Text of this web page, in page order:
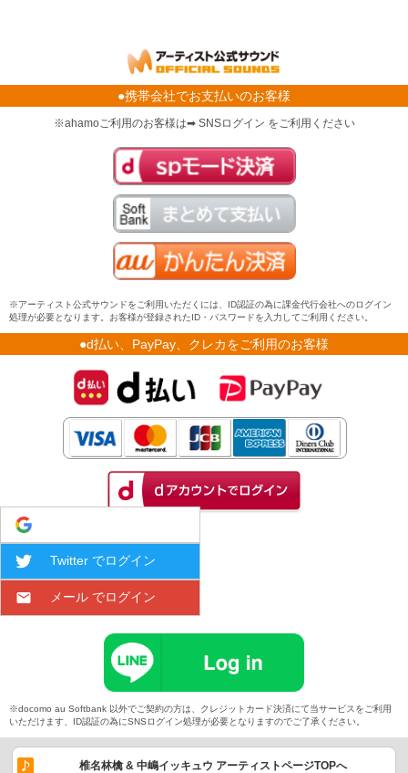
●携帯会社でお支払いのお客様
※ahamoご利用のお客様は➡ SNSログイン をご利用ください
※アーティスト公式サウンドをご利用いただくには、ID認証の為に課金代行会社へのログイン
処理が必要となります。お客様が登録されたID・パスワードを入力してご利用ください。
●d払い、PayPay、クレカをご利用のお客様
Twitter でログイン
メール でログイン
※docomo au Softbank 以外でご契約の方は、クレジットカード決済にて当サービスをご利用
いただけます、ID認証の為にSNSログイン処理が必要となりますのでご了承ください。
椎名林檎 & 中嶋イッキュウ アーティストページTOPへ